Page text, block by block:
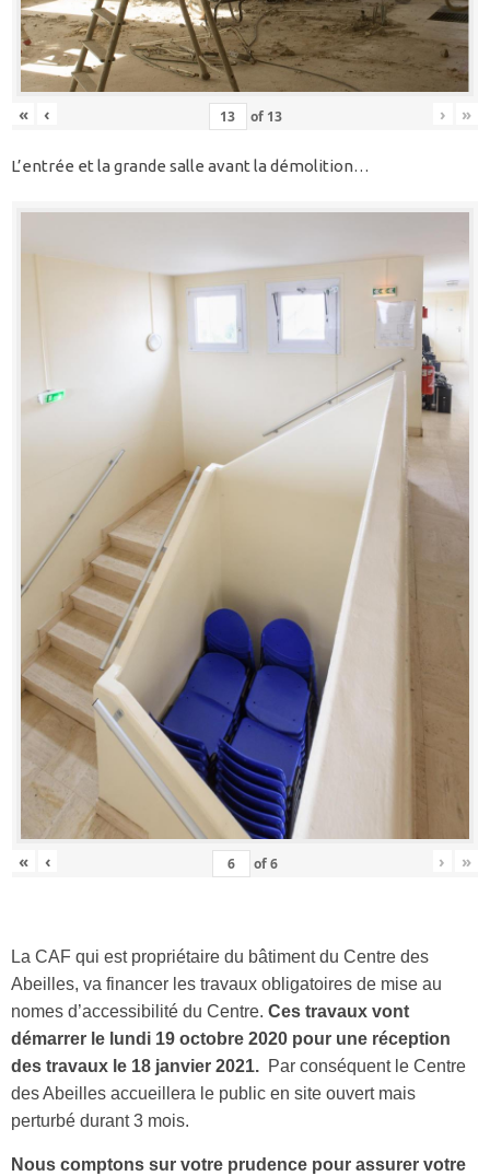
« ‹ of 13 › »
L’entrée et la grande salle avant la démolition…
« ‹ of6 › »
La CAF qui est propriétaire du bâtiment du Centre des
Abeilles, va financer les travaux obligatoires de mise au
nomes d’accessibilité du Centre. Ces travaux vont
démarrer le lundi 19 octobre 2020 pour une réception
des travaux le 18 janvier 2021. Par conséquent le Centre
des Abeilles accueillera le public en site ouvert mais
perturbé durant 3 mois.
Nous comptons sur votre prudence pour assurer votre